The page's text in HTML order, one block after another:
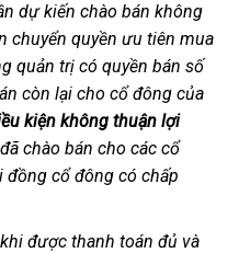
dự kiến chào bán không
chuyển quyền ưu tiên mua
quản trị có quyền bán số
còn lại cho cổ đông của
kiện không thuận lợi
chào bán cho các cổ
cổ đông có chấp
được thanh toán đủ và